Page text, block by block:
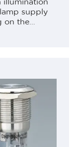
supply
on the